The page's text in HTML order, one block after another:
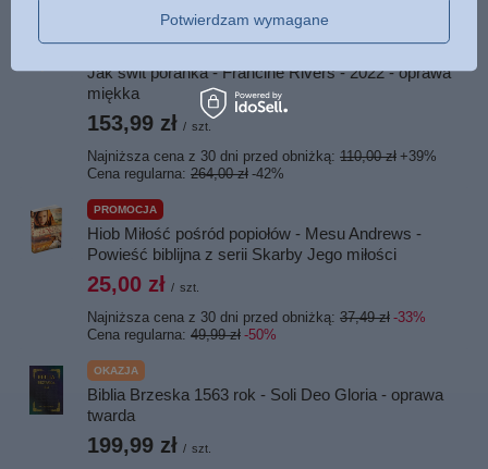
Jak świt poranka - Francine Rivers - 2022 - oprawa
miękka
153,99 zł / szt.
Najniższa cena z 30 dni przed obniżką: 110,00 zł +39%
Cena regularna: 264,00 zł -42%
PROMOCJA
Hiob Miłość pośród popiołów - Mesu Andrews -
Powieść biblijna z serii Skarby Jego miłości
25,00 zł / szt.
Najniższa cena z 30 dni przed obniżką: 37,49 zł -33%
Cena regularna: 49,99 zł -50%
OKAZJA
Biblia Brzeska 1563 rok - Soli Deo Gloria - oprawa
twarda
199,99 zł / szt.
Potwierdzam wymagane